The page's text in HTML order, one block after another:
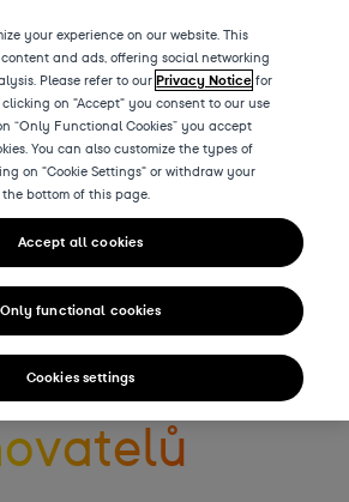
- Velká Bíteš
your experience on our website. This
and ads, offering social networking
Please refer to ourPrivacy Noticefor
on "Accept" you consent to our use
“Only Functional Cookies” you accept
You can also customize the types of
on "Cookie Settings" or withdraw your
bottom of this page.
Accept all cookies
Only functional cookies
Cookies settings